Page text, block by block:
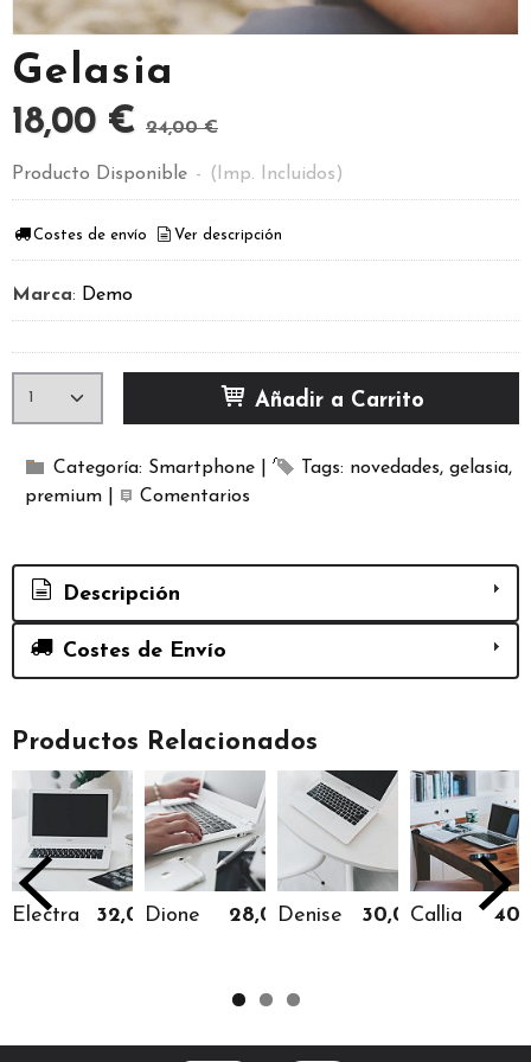
Gelasia
18,00 € 24,00 €
Producto Disponible - (Imp. Incluidos)
Costes de envío Ver descripción
Marca: Demo
Añadir a Carrito
Categoría: Smartphone Tags: novedades gelasia
premium
Comentarios
Descripción
Costes de Envío
Productos Relacionados
Electra 32,00 €
Dione 28,00 €Denise 30,00 €
Callia